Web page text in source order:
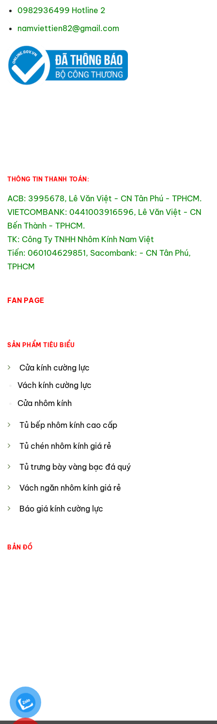
0982936499 Hotline 2
namviettien82@gmail.com
THÔNG TIN THANH TOÁN:
ACB: 3995678, Lê Văn Việt - CN Tân Phú - TPHCM.
VIETCOMBANK: 0441003916596, Lê Văn Việt - CN
Bến Thành - TPHCM.
TK: Công Ty TNHH Nhôm Kính Nam Việt
Tiến: 060104629851, Sacombank: - CN Tân Phú,
TPHCM
FAN PAGE
SẢN PHẨM TIÊU BIỂU
Cửa kính cường lực
Vách kính cường lực
Cửa nhôm kính
Tủ bếp nhôm kính cao cấp
Tủ chén nhôm kính giá rẻ
Tủ trưng bày vàng bạc đá quý
Vách ngăn nhôm kính giá rẻ
Báo giá kính cường lực
BẢN ĐỒ